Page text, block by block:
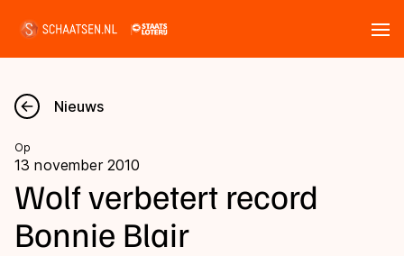
Nieuws
Kalender
Disciplines
Nieuws
Op
13 november 2010
Wolf verbetert record
Bonnie Blair